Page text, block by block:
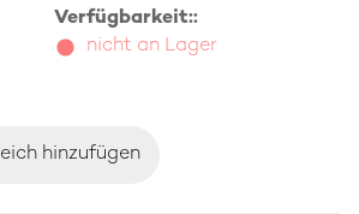
Verfügbarkeit::
nicht an Lager
hinzufügen